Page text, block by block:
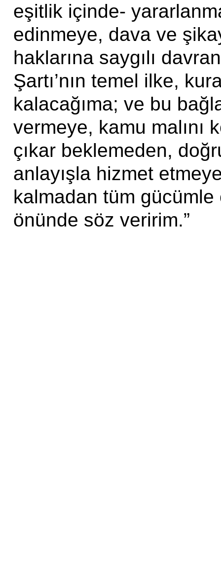
eşitlik içinde-
edinmeye, dava ve
haklarına saygılı
Şartı’nın temel ilke,
kalacağıma; ve bu
vermeye, kamu malını
çıkar beklemeden,
anlayışla hizmet
kalmadan tüm gücümle
önünde söz veririm.”